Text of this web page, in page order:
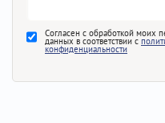
Согласен с обработкой моих
данных в соответствии с
конфиденциальности